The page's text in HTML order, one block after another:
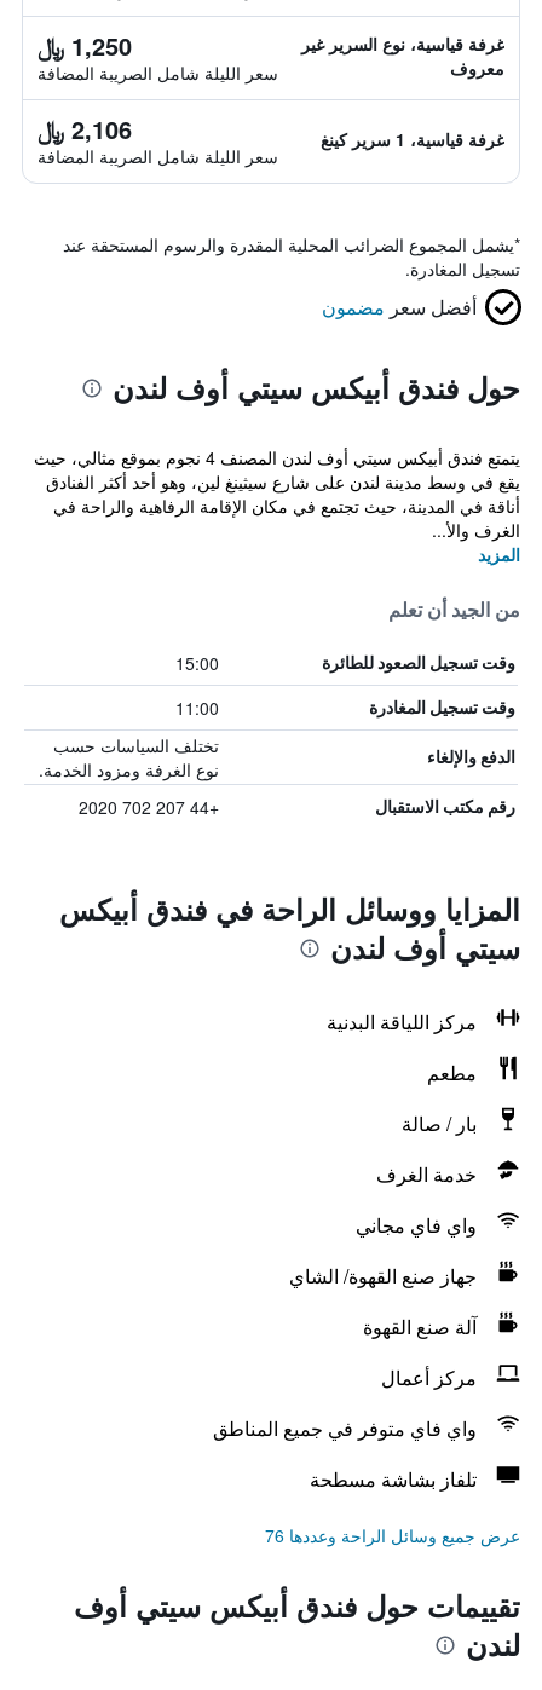
غرفة قياسية، نوع السرير غير
معروف
1,250 ﷼
سعر الليلة شامل الصريبة المضافة
غرفة قياسية، 1 سرير كينغ 2,106 ﷼
سعر الليلة شامل الصريبة المضافة
*يشمل المجموع الضرائب المحلية المقدرة والرسوم المستحقة عند
تسجيل المغادرة.
أفضل سعر مضمون
حول فندق أبيكس سيتي أوف لندن
يتمتع فندق أبيكس سيتي أوف لندن المصنف 4 نجوم بموقع مثالي، حيث
يقع في وسط مدينة لندن على شارع سيثينغ لين، وهو أحد أكثر الفنادق
أناقة في المدينة، حيث تجتمع في مكان الإقامة الرفاهية والراحة في
الغرف والأ...
المزيد
من الجيد أن تعلم
وقت تسجيل الصعود للطائرة 15:00
وقت تسجيل المغادرة 11:00
الدفع والإلغاء
تختلف السياسات حسب
نوع الغرفة ومزود الخدمة.
رقم مكتب الاستقبال +44 207 702 2020
المزايا ووسائل الراحة في فندق أبيكس
سيتي أوف لندن
مركز اللياقة البدنية
مطعم
بار / صالة
خدمة الغرف
واي فاي مجاني
جهاز صنع القهوة/ الشاي
آلة صنع القهوة
مركز أعمال
واي فاي متوفر في جميع المناطق
تلفاز بشاشة مسطحة
عرض جميع وسائل الراحة وعددها 76
تقييمات حول فندق أبيكس سيتي أوف
لندن